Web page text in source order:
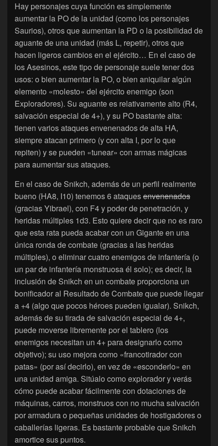
Hay personajes cuya función es simplemente
aumentar la PO de la unidad (como los personajes
Saurios), otros que aumentan la PD o la posibilidad de
aguante de una unidad (más L, repetir), otros que
hacen ligeros cambios en el ejército… En el caso de
los Asesinos, este tipo de personaje suele tener dos
usos: o bien aumentar la PO, o bien aniquilar algún
elemento «molesto» del ejército enemigo (son
Exploradores). Su aguante es relativamente alto (R4,
salvación especial de 4+), y su PO bastante alta:
tienen varios ataques envenenados de alta HA,
siempre atacan primero (y con alta I, por lo que
repiten) y se pueden «tunear» con armas mágicas
para aumentar sus ataques.
En el caso de Snikch, además de un perfil realmente
bueno (HA8, I10) tenemos 6 ataquesenvenenados
(gracias Yibrael), con F4 y poder de penetración, y
heridas múltiples 1d3. Esto quiere decir que no es raro
que esta rata pueda acabar con un Gigante en una
única ronda de combate (gracias a las heridas
múltiples), o eliminar cuatro enemigos de infantería (o
un par de infantería monstruosa él solo); es decir, la
inclusión de Snikch en un combate proporciona un
bonificador al Resultado de Combate que puede llegar
a +4 (algo que pocos héroes pueden igualar). Snikch,
además de su tirada de salvación especial de 4+,
puede moverse libremente por el tablero (los
enemigos necesitan un 4+ para designarlo como
objetivo); su uso mejora como «francotirador con
patas» (por así decirlo), en vez de «esconderlo» en
una unidad amiga. Sitúalo como explorador y verás
cómo puede acabar fácilmente con dotaciones de
máquinas, carros, monstruos con no mucha salvación
por armadura o pequeñas unidades de hostigadores o
caballerías ligeras. Es bastante probable que Snikch
amortice sus puntos.